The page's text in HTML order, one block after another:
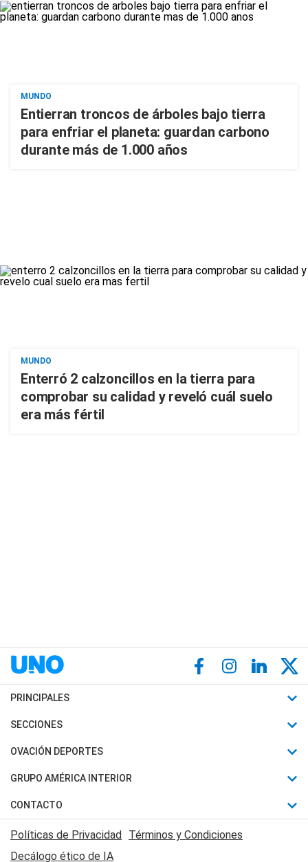
MUNDO
Entierran troncos de árboles bajo tierra
para enfriar el planeta: guardan carbono
durante más de 1.000 años
MUNDO
Enterró 2 calzoncillos en la tierra para
comprobar su calidad y reveló cuál suelo
era más fértil
PRINCIPALES
Últimas Noticias
Política
Judiciales
Economia
SECCIONES
Horóscopo
Motores
Trucos caseros
Series y Películas
OVACIÓN DEPORTES
Fútbol
Mundial
Automovilismo
Rugby
GRUPO AMÉRICA INTERIOR
Canal 7 en Vivo
CONTACTO
Acerca de Nosotros
Contactanos
Políticas de Privacidad Términos y Condiciones
Decálogo ético de IA